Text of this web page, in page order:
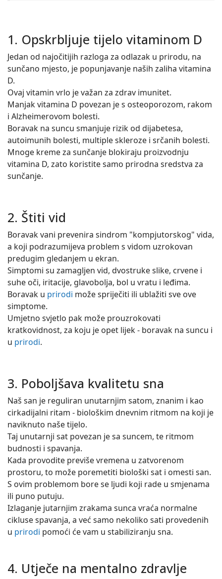
1. Opskrbljuje tijelo vitaminom D
Jedan od najočitijih razloga za odlazak u prirodu, na
sunčano mjesto, je popunjavanje naših zaliha vitamina
D.
Ovaj vitamin vrlo je važan za zdrav imunitet.
Manjak vitamina D povezan je s osteoporozom, rakom
i Alzheimerovom bolesti.
Boravak na suncu smanjuje rizik od dijabetesa,
autoimunih bolesti, multiple skleroze i srčanih bolesti.
Mnoge kreme za sunčanje blokiraju proizvodnju
vitamina D, zato koristite samo prirodna sredstva za
sunčanje.
2. Štiti vid
Boravak vani prevenira sindrom "kompjutorskog" vida,
a koji podrazumijeva problem s vidom uzrokovan
predugim gledanjem u ekran.
Simptomi su zamagljen vid, dvostruke slike, crvene i
suhe oči, iritacije, glavobolja, bol u vratu i leđima.
Boravak u prirodi može spriječiti ili ublažiti sve ove
simptome.
Umjetno svjetlo pak može prouzrokovati
kratkovidnost, za koju je opet lijek - boravak na suncu i
u prirodi.
3. Poboljšava kvalitetu sna
Naš san je reguliran unutarnjim satom, znanim i kao
cirkadijalni ritam - biološkim dnevnim ritmom na koji je
naviknuto naše tijelo.
Taj unutarnji sat povezan je sa suncem, te ritmom
budnosti i spavanja.
Kada provodite previše vremena u zatvorenom
prostoru, to može poremetiti biološki sat i omesti san.
S ovim problemom bore se ljudi koji rade u smjenama
ili puno putuju.
Izlaganje jutarnjim zrakama sunca vraća normalne
cikluse spavanja, a već samo nekoliko sati provedenih
u prirodi pomoći će vam u stabiliziranju sna.
4. Utječe na mentalno zdravlje